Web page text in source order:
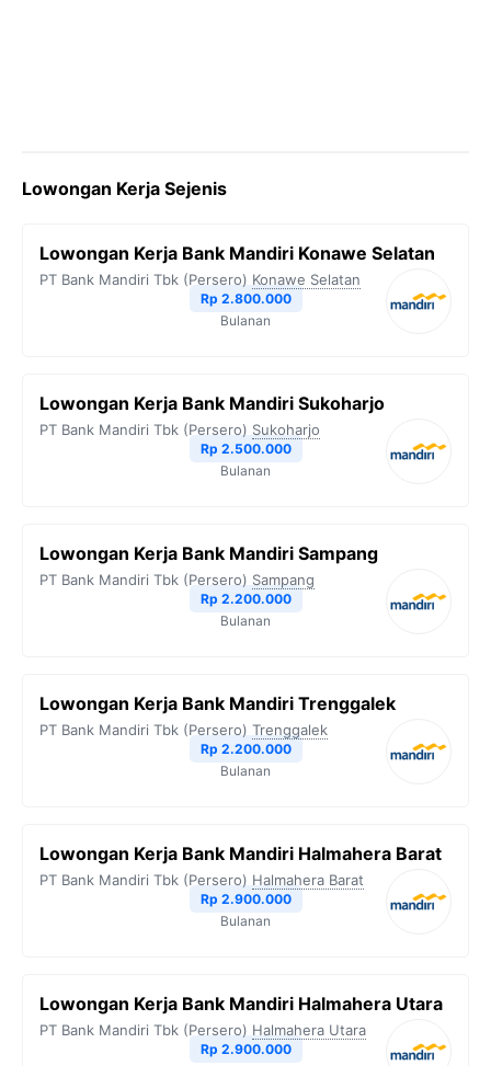
Lowongan Kerja Sejenis
Lowongan Kerja Bank Mandiri Konawe Selatan
PT Bank Mandiri Tbk (Persero) Konawe Selatan
Rp 2.800.000
Bulanan
Lowongan Kerja Bank Mandiri Sukoharjo
PT Bank Mandiri Tbk (Persero) Sukoharjo
Rp 2.500.000
Bulanan
Lowongan Kerja Bank Mandiri Sampang
PT Bank Mandiri Tbk (Persero) Sampang
Rp 2.200.000
Bulanan
Lowongan Kerja Bank Mandiri Trenggalek
PT Bank Mandiri Tbk (Persero) Trenggalek
Rp 2.200.000
Bulanan
Lowongan Kerja Bank Mandiri Halmahera Barat
PT Bank Mandiri Tbk (Persero) Halmahera Barat
Rp 2.900.000
Bulanan
Lowongan Kerja Bank Mandiri Halmahera Utara
PT Bank Mandiri Tbk (Persero) Halmahera Utara
Rp 2.900.000